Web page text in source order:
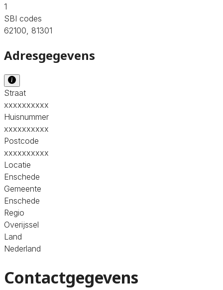
1
SBI codes
62100, 81301
Adresgegevens
Straat
xxxxxxxxxx
Huisnummer
xxxxxxxxxx
Postcode
xxxxxxxxxx
Locatie
Enschede
Gemeente
Enschede
Regio
Overijssel
Land
Nederland
Contactgegevens